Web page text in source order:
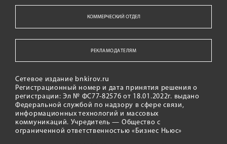
КОММЕРЧЕСКИЙ ОТДЕЛ
РЕКЛАМОДАТЕЛЯМ
Сетевое издание bnkirov.ru
Регистрационный номер и дата принятия решения о
регистрации: Эл № ФС77-82576 от 18.01.2022г. выдано
Федеральной службой по надзору в сфере связи,
информационных технологий и массовых
коммуникаций. Учредитель — Общество с
ограниченной ответственностью «Бизнес Ньюс»